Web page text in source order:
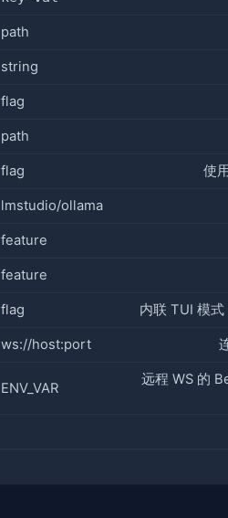
path
string
flag
path
flag 使
lmstudio/ollama
feature
feature
flag 内联 TUI 模式
ws://host:port
ENV_VAR
远程 WS 的